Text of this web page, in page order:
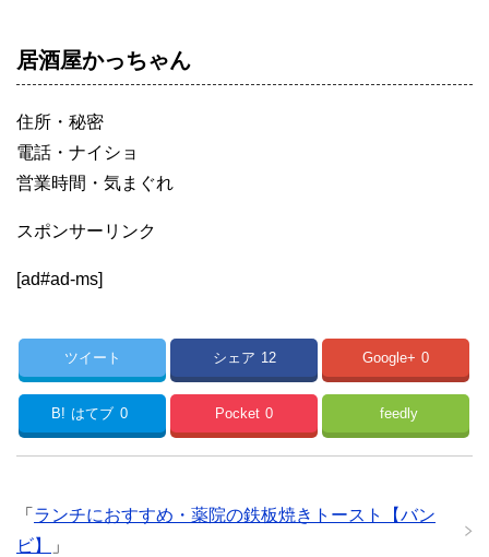
居酒屋かっちゃん
住所・秘密
電話・ナイショ
営業時間・気まぐれ
スポンサーリンク
[ad#ad-ms]
ツイート シェア 12 Google+ 0
B! はてブ 0 Pocket 0 feedly
「 ランチにおすすめ・薬院の鉄板焼きトースト【バン
ビ】
」